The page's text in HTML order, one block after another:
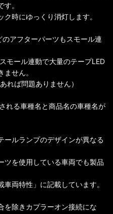
。
時にゆっくり消灯します。
アフターパーツもスモール連
モール連動で大量のテープLED
せん。
れば問題ありません）
れる車種名と商品名の車種名が
ールランプのデザインが異なる
ツを使用している車両でも製品
両特性」に記載しています。
を除きカプラーオン接続にな